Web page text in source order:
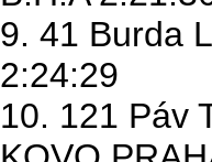
9. 41 Burda
2:24:29
10. 121 Páv